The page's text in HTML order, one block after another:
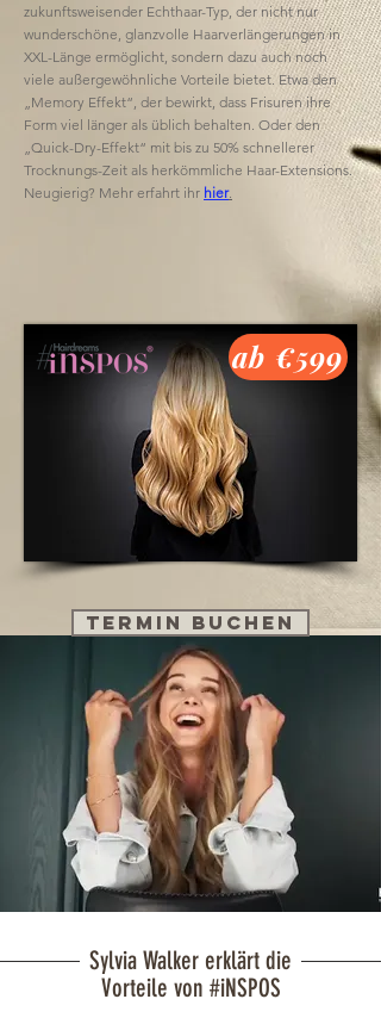
zukunftsweisender Echthaar-Typ, der nicht nur
wunderschöne, glanzvolle Haarverlängerungen in
XXL-Länge ermöglicht, sondern dazu auch noch
viele außergewöhnliche Vorteile bietet. Etwa den
„Memory Effekt“, der bewirkt, dass Frisuren ihre
Form viel länger als üblich behalten. Oder den
„Quick-Dry-Effekt“ mit bis zu 50% schnellerer
Trocknungs-Zeit als herkömmliche Haar-Extensions.
Neugierig? Mehr erfahrt ihr hier.
ab €599
TERMIN BUCHEN
Sylvia Walker erklärt die
Vorteile von #iNSPOS